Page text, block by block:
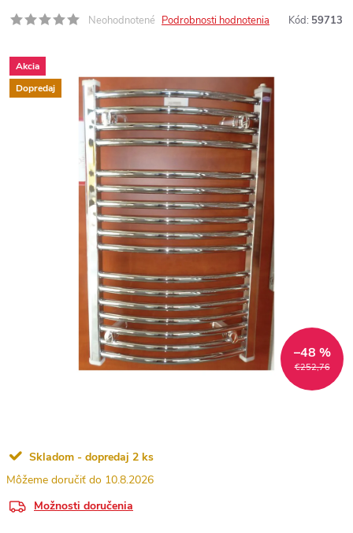
Neohodnotené Podrobnosti hodnotenia Kód: 59713
Akcia
Dopredaj
€252,76
–48 %
Skladom - dopredaj 2 ks
10.8.2026
Možnosti doručenia